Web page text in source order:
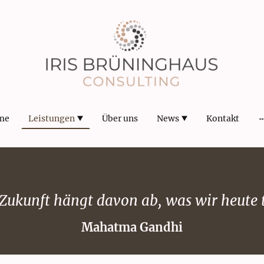
Leistungen Über uns News Kontakt
hängt davon ab, was wir heute
Mahatma Gandhi